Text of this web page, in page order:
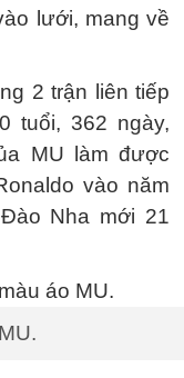
lưới, mang về
2 trận liên tiếp
tuổi, 362 ngày,
MU làm được
vào năm
Nha mới 21